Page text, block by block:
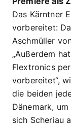
Das Kärntner
vorbereitet:
Aschmüller
„Außerdem
Flextronics
vorbereitet“,
die beiden
Dänemark,
sich Scheriau